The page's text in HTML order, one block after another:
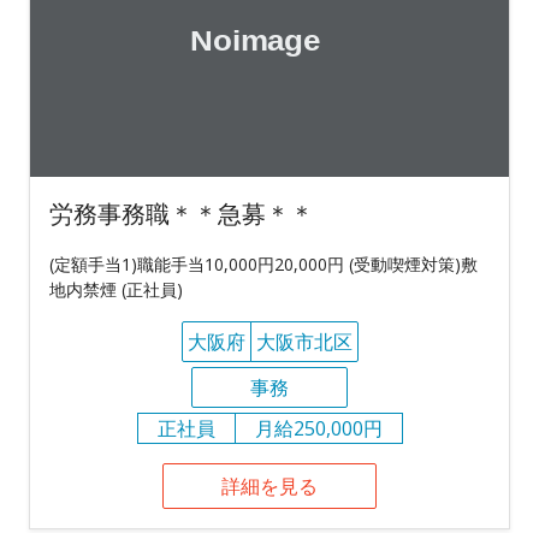
労務事務職＊＊急募＊＊
(定額手当1)職能手当10,000円20,000円 (受動喫煙対策)敷
地内禁煙 (正社員)
大阪府 大阪市北区
事務
正社員
月給250,000円
詳細を見る